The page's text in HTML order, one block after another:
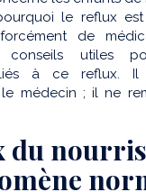
le reflux
de
conseils utiles
liés à ce reflux. Il
médecin ; il ne
du